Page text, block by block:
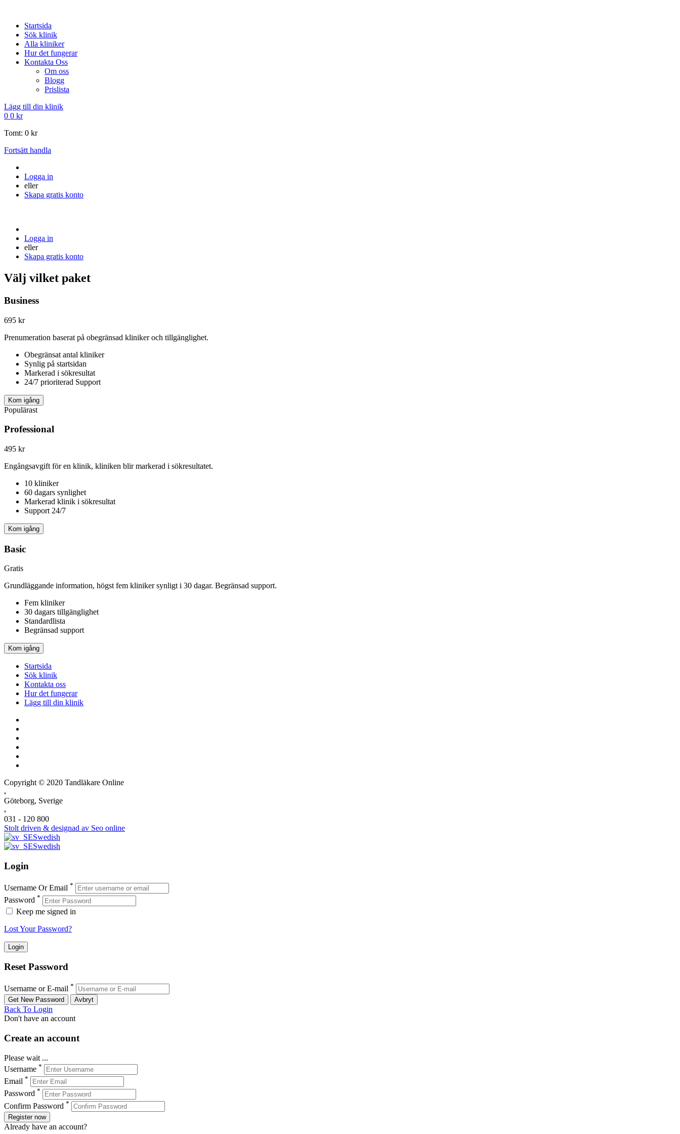
Startsida
Sök klinik
Alla kliniker
Hur det fungerar
Kontakta Oss
Om oss
Blogg
Prislista
Lägg till din klinik
0 0 kr
Tomt: 0 kr
Fortsätt handla
Logga in
eller
Skapa gratis konto
Logga in
eller
Skapa gratis konto
Välj vilket paket
Business
695 kr
Prenumeration baserat på obegränsad kliniker och tillgänglighet.
Obegränsat antal kliniker
Synlig på startsidan
Markerad i sökresultat
24/7 prioriterad Support
Kom igång
Populärast
Professional
495 kr
Engångsavgift för en klinik, kliniken blir markerad i sökresultatet.
10 kliniker
60 dagars synlighet
Markerad klinik i sökresultat
Support 24/7
Kom igång
Basic
Gratis
Grundläggande information, högst fem kliniker synligt i 30 dagar. Begränsad support.
Fem kliniker
30 dagars tillgänglighet
Standardlista
Begränsad support
Kom igång
Startsida
Sök klinik
Kontakta oss
Hur det fungerar
Lägg till din klinik
Copyright © 2020 Tandläkare Online
Göteborg, Sverige
031 - 120 800
Stolt driven & designad av Seo online
Swedish
Swedish
Login
Username Or Email *
Password *
Keep me signed in
Lost Your Password?
Reset Password
Username or E-mail *
Back To Login
Don't have an account
Create an account
Please wait ...
Username *
Email *
Password *
Confirm Password *
Register now
Already have an account?